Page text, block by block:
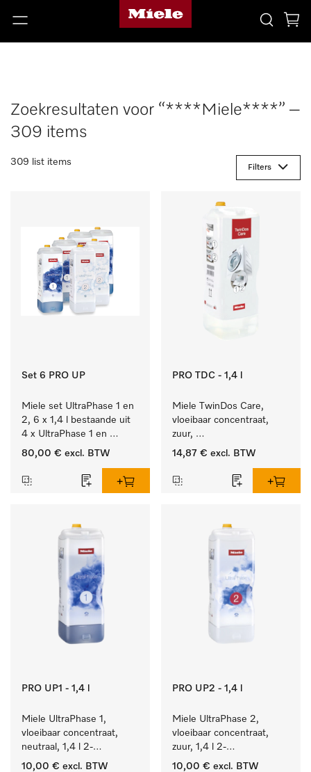
Zoekresultaten voor “****Miele****” –
309 items
309 list items
Filters
Set 6 PRO UP
Miele set UltraPhase 1 en
2, 6 x 1,4 l bestaande uit
4 x UltraPhase 1 en
2 x UltraPhase 2.
80,00 € excl. BTW
PRO TDC - 1,4 l
Miele TwinDos Care,
vloeibaar concentraat,
zuur,
1,4 l Reinigingsmiddel
doseersysteem.
14,87 € excl. BTW
PRO UP1 - 1,4 l
Miele UltraPhase 1,
vloeibaar concentraat,
neutraal, 1,4 l 2-
componentenwasmiddel
10,00 € excl. BTW
PRO UP2 - 1,4 l
Miele UltraPhase 2,
vloeibaar concentraat,
zuur, 1,4 l 2-
componentenwasmiddel
10,00 € excl. BTW